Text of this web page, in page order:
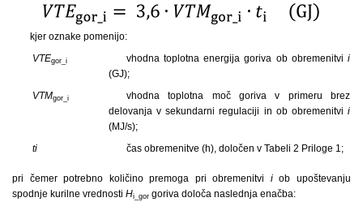
kjer oznake pomenijo:
VTEgor_i vhodna toplotna energija goriva ob obremenitvi i
(GJ);
VTMgor_i
vhodna toplotna moč goriva v primeru brez
delovanja v sekundarni regulaciji in ob obremenitvi i
(MJ/s);
ti
čas obremenitve (h), določen v Tabeli 2 Priloge 1;
pri čemer potrebno količino premoga pri obremenitvi iob upoštevanju
spodnje kurilne vrednosti Hi_gor goriva določa naslednja enačba: